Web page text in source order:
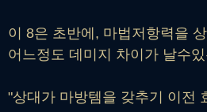
이 8은 초반에, 마법저항력을
어느정도 데미지 차이가 날수
"상대가 마방템을 갖추기 이전